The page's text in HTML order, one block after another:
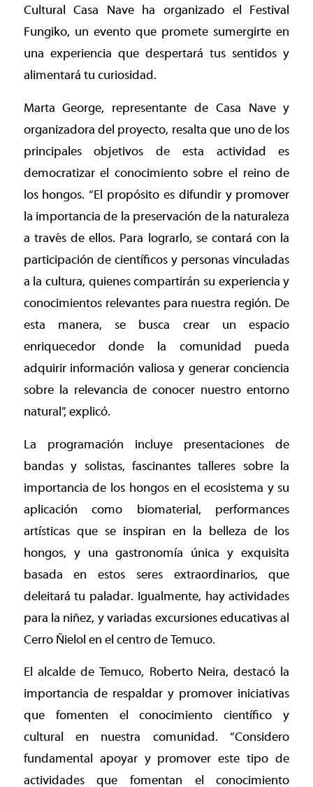
Cultural Casa Nave ha organizado el Festival
Fungiko, un evento que promete sumergirte en
una experiencia que despertará tus sentidos y
alimentará tu curiosidad.
Marta George, representante de Casa Nave y
organizadora del proyecto, resalta que uno de los
principales objetivos de esta actividad es
democratizar el conocimiento sobre el reino de
los hongos. “El propósito es difundir y promover
la importancia de la preservación de la naturaleza
a través de ellos. Para lograrlo, se contará con la
participación de científicos y personas vinculadas
a la cultura, quienes compartirán su experiencia y
conocimientos relevantes para nuestra región. De
esta manera, se busca crear un espacio
enriquecedor donde la comunidad pueda
adquirir información valiosa y generar conciencia
sobre la relevancia de conocer nuestro entorno
natural”, explicó.
La programación incluye presentaciones de
bandas y solistas, fascinantes talleres sobre la
importancia de los hongos en el ecosistema y su
aplicación como biomaterial, performances
artísticas que se inspiran en la belleza de los
hongos, y una gastronomía única y exquisita
basada en estos seres extraordinarios, que
deleitará tu paladar. Igualmente, hay actividades
para la niñez, y variadas excursiones educativas al
Cerro Ñielol en el centro de Temuco.
El alcalde de Temuco, Roberto Neira, destacó la
importancia de respaldar y promover iniciativas
que fomenten el conocimiento científico y
cultural en nuestra comunidad. “Considero
fundamental apoyar y promover este tipo de
actividades que fomentan el conocimiento